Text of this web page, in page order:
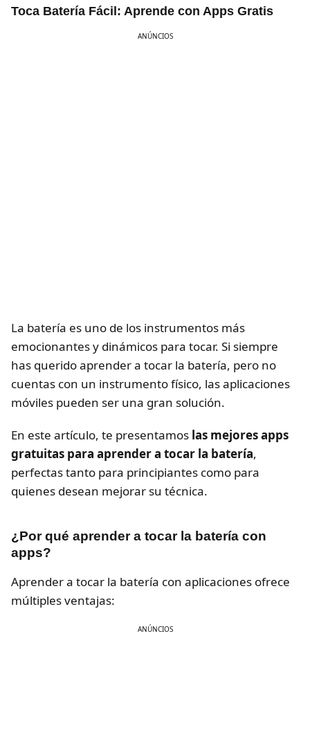
Toca Batería Fácil: Aprende con Apps Gratis
ANÚNCIOS
La batería es uno de los instrumentos más
emocionantes y dinámicos para tocar. Si siempre
has querido aprender a tocar la batería, pero no
cuentas con un instrumento físico, las aplicaciones
móviles pueden ser una gran solución.
En este artículo, te presentamos las mejores apps
gratuitas para aprender a tocar la batería,
perfectas tanto para principiantes como para
quienes desean mejorar su técnica.
¿Por qué aprender a tocar la batería con
apps?
Aprender a tocar la batería con aplicaciones ofrece
múltiples ventajas:
ANÚNCIOS